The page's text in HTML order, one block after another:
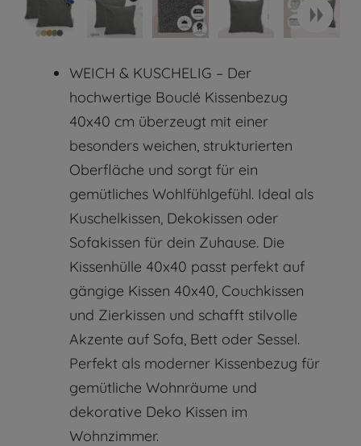
WEICH & KUSCHELIG – Der
hochwertige Bouclé Kissenbezug
40x40 cm überzeugt mit einer
besonders weichen, strukturierten
Oberfläche und sorgt für ein
gemütliches Wohlfühlgefühl. Ideal als
Kuschelkissen, Dekokissen oder
Sofakissen für dein Zuhause. Die
Kissenhülle 40x40 passt perfekt auf
gängige Kissen 40x40, Couchkissen
und Zierkissen und schafft stilvolle
Akzente auf Sofa, Bett oder Sessel.
Perfekt als moderner Kissenbezug für
gemütliche Wohnräume und
dekorative Deko Kissen im
Wohnzimmer.